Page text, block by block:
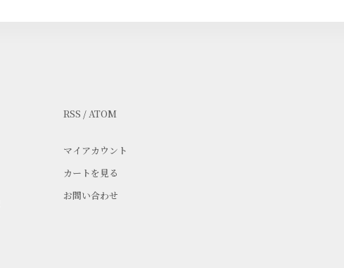
RSS /ATOM
マイアカウント
カートを見る
お問い合わせ